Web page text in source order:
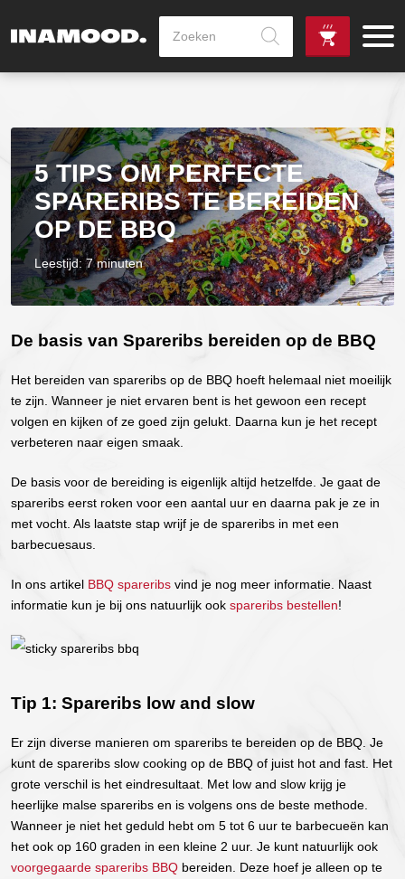
leverdag
mogelijk
vanaf €100,-
5 TIPS OM PERFECTE
SPARERIBS TE BEREIDEN
OP DE BBQ
Leestijd: 7 minuten
De basis van Spareribs bereiden op de BBQ
Het bereiden van spareribs op de BBQ hoeft helemaal niet moeilijk
te zijn. Wanneer je niet ervaren bent is het gewoon een recept
volgen en kijken of ze goed zijn gelukt. Daarna kun je het recept
verbeteren naar eigen smaak.
De basis voor de bereiding is eigenlijk altijd hetzelfde. Je gaat de
spareribs eerst roken voor een aantal uur en daarna pak je ze in
met vocht. Als laatste stap wrijf je de spareribs in met een
barbecuesaus.
In ons artikel BBQ spareribs vind je nog meer informatie. Naast
informatie kun je bij ons natuurlijk ook spareribs bestellen!
Tip 1: Spareribs low and slow
Er zijn diverse manieren om spareribs te bereiden op de BBQ. Je
kunt de spareribs slow cooking op de BBQ of juist hot and fast. Het
grote verschil is het eindresultaat. Met low and slow krijg je
heerlijke malse spareribs en is volgens ons de beste methode.
Wanneer je niet het geduld hebt om 5 tot 6 uur te barbecueën kan
het ook op 160 graden in een kleine 2 uur. Je kunt natuurlijk ook
voorgegaarde spareribs BBQ bereiden. Deze hoef je alleen op te